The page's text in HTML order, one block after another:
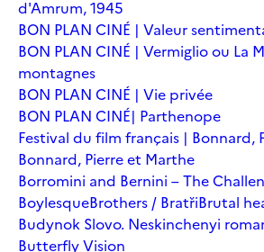
d'Amrum, 1945
BON PLAN CINÉ | Valeur
BON PLAN CINÉ | Vermiglio ou La
montagnes
BON PLAN CINÉ | Vie privée
BON PLAN CINÉ| Parthenope
Festival du film français | Bonnard,
Bonnard, Pierre et Marthe
Borromini and Bernini – The
BoylesqueBrothers / BratřiBrutal
Budynok Slovo. Neskinchenyi
Butterfly Vision